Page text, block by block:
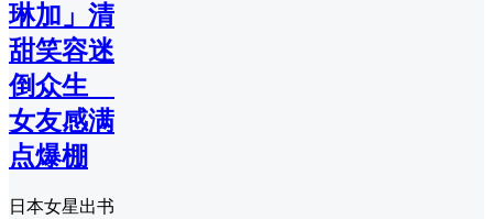
琳加」清
甜笑容迷
倒众生
女友感满
点爆棚
日本女星出书